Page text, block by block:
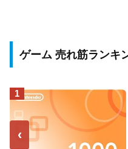
ゲーム 売れ筋ランキ
‹
1